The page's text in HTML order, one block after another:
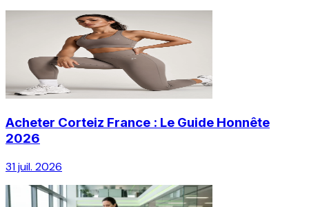
Acheter Corteiz France : Le Guide Honnête
2026
31 juil. 2026